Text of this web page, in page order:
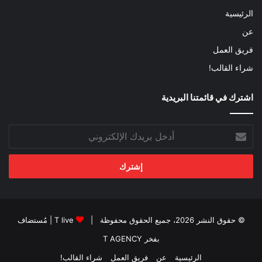
الرئيسية
عن
فريق العمل
شراء القالب!
اشترك في قائمتنا البريدية
بريدك
الإلكتروني
© حقوق النشر 2026، جميع الحقوق محفوظة | T live | مُستضاف
بفخر T AGENCY
الرئيسية
عن فريق العمل شراء القالب!